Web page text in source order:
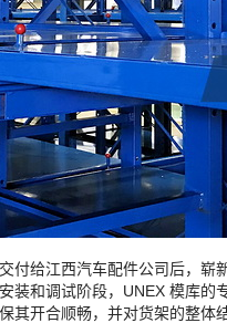
付给江西汽车配件公司后，
装和调试阶段，UNEX 模库
其开合顺畅，并对货架的整体